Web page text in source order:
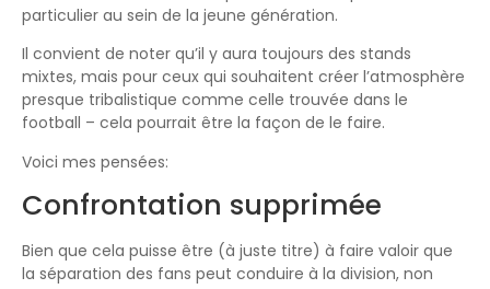
particulier au sein de la jeune génération.
Il convient de noter qu’il y aura toujours des stands
mixtes, mais pour ceux qui souhaitent créer l’atmosphère
presque tribalistique comme celle trouvée dans le
football – cela pourrait être la façon de le faire.
Voici mes pensées:
Confrontation supprimée
Bien que cela puisse être (à juste titre) à faire valoir que
la séparation des fans peut conduire à la division, non